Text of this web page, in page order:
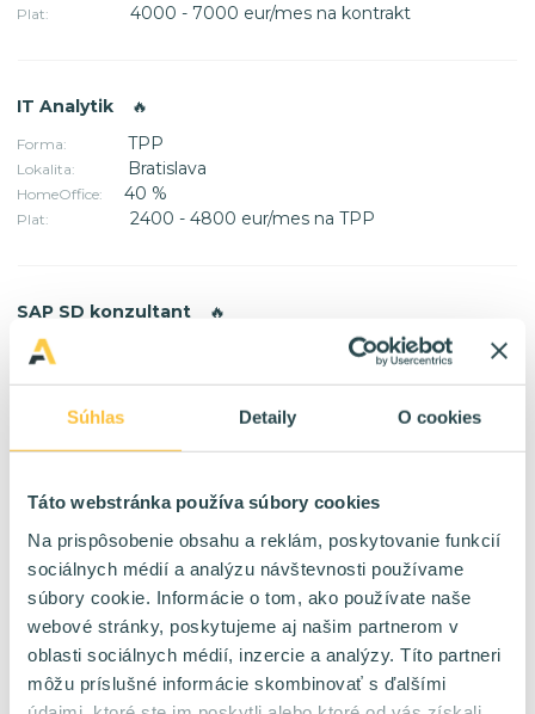
Súhlas Detaily O cookies
Táto webstránka používa súbory cookies
Na prispôsobenie obsahu a reklám, poskytovanie funkcií
sociálnych médií a analýzu návštevnosti používame
súbory cookie. Informácie o tom, ako používate naše
webové stránky, poskytujeme aj našim partnerom v
oblasti sociálnych médií, inzercie a analýzy. Títo partneri
môžu príslušné informácie skombinovať s ďalšími
Plat: 4000 - 7000 eur/mes na kontrakt
IT Analytik 🔥
Forma: TPP
Lokalita: Bratislava
HomeOffice: 40 %
Plat: 2400 - 4800 eur/mes na TPP
SAP SD konzultant 🔥
Forma:
6400 - 9000 eur/mes na kontrakt
Fullstack Developer
Forma: TPP
Lokalita: Bratislava Košice
HomeOffice: 80 %
Plat: 2200 - 5000+ eur/mes na TPP